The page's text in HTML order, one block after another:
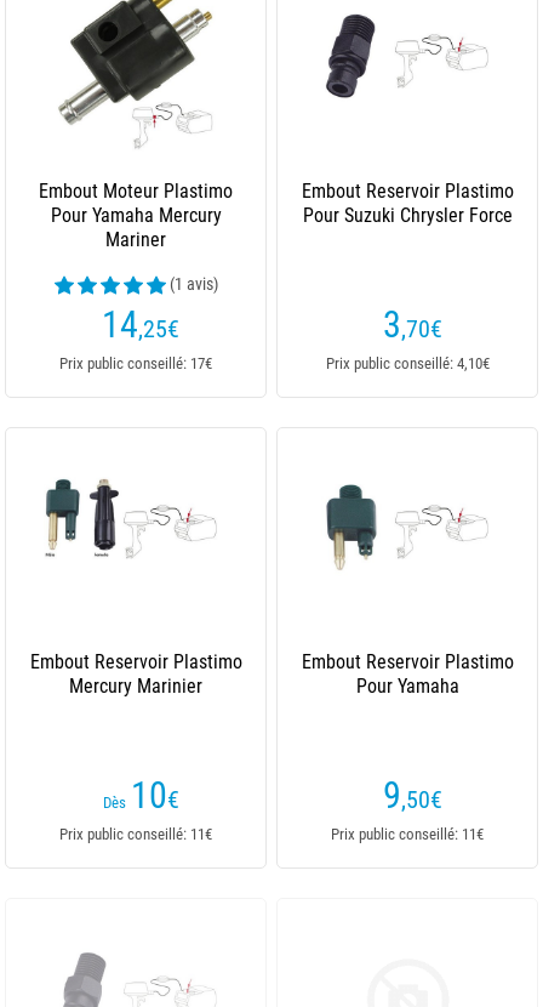
Embout Moteur Plastimo
Pour Yamaha Mercury
Mariner
(1 avis)
14,25€
Prix public conseillé: 17€
Embout Reservoir Plastimo
Pour Suzuki Chrysler Force
3,70€
Prix public conseillé: 4,10€
Embout Reservoir Plastimo
Mercury Marinier
Dès 10€
Prix public conseillé: 11€
Embout Reservoir Plastimo
Pour Yamaha
9,50€
Prix public conseillé: 11€